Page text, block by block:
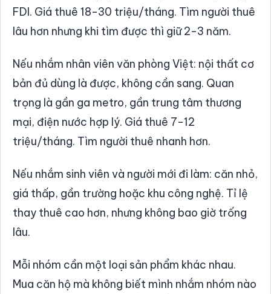
FDI. Giá thuê 18-30 triệu/tháng. Tìm người thuê
lâu hơn nhưng khi tìm được thì giữ 2-3 năm.
Nếu nhắm nhân viên văn phòng Việt: nội thất cơ
bản đủ dùng là được, không cần sang. Quan
trọng là gần ga metro, gần trung tâm thương
mại, điện nước hợp lý. Giá thuê 7-12
triệu/tháng. Tìm người thuê nhanh hơn.
Nếu nhắm sinh viên và người mới đi làm: căn nhỏ,
giá thấp, gần trường hoặc khu công nghệ. Tỉ lệ
thay thuê cao hơn, nhưng không bao giờ trống
lâu.
Mỗi nhóm cần một loại sản phẩm khác nhau.
Mua căn hộ mà không biết mình nhắm nhóm nào